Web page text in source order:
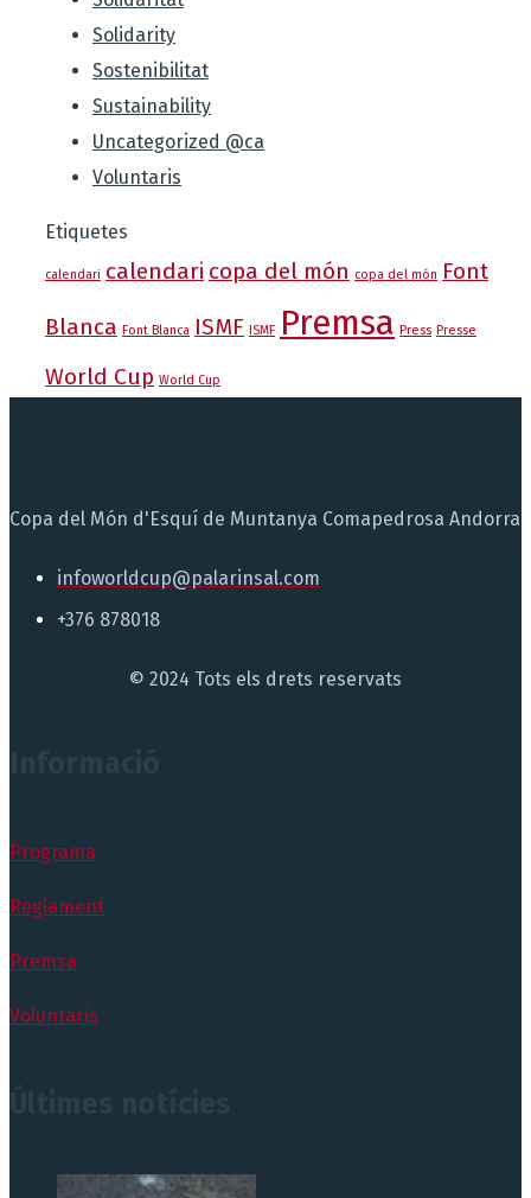
Solidarity
Sostenibilitat
Sustainability
Uncategorized @ca
Voluntaris
Etiquetes
calendari calendari copa del món copa del món Font
Blanca Font Blanca ISMF ISMF Premsa Press Presse
World Cup World Cup
Copa del Món d'Esquí de Muntanya Comapedrosa Andorra
infoworldcup@palarinsal.com
+376 878018
© 2024 Tots els drets reservats
Programa
Reglament
Premsa
Voluntaris